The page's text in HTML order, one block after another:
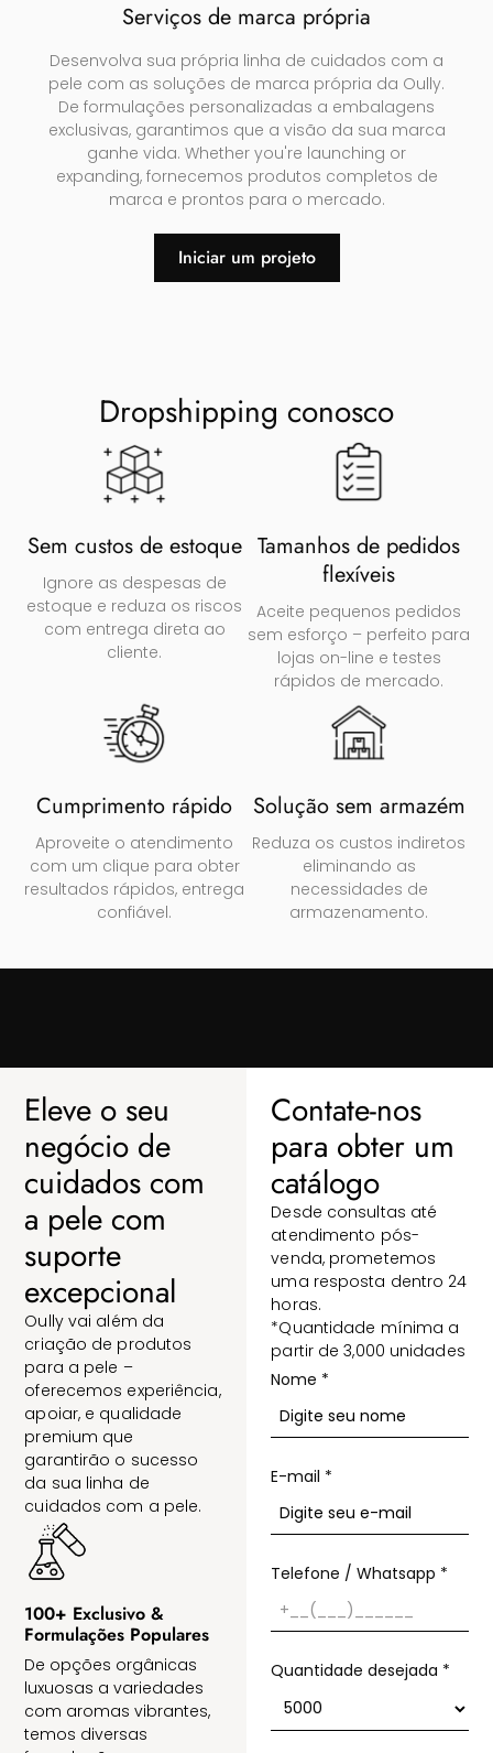
Serviços de marca própria
Desenvolva sua própria linha de cuidados com a
pele com as soluções de marca própria da Oully.
De formulações personalizadas a embalagens
exclusivas, garantimos que a visão da sua marca
ganhe vida. Whether you're launching or
expanding, fornecemos produtos completos de
marca e prontos para o mercado.
Iniciar um projeto
Dropshipping conosco
Sem custos de estoque
Ignore as despesas de
estoque e reduza os riscos
com entrega direta ao
cliente.
Tamanhos de pedidos
flexíveis
Aceite pequenos pedidos
sem esforço – perfeito para
lojas on-line e testes
rápidos de mercado.
Cumprimento rápido
Aproveite o atendimento
com um clique para obter
resultados rápidos, entrega
confiável.
Solução sem armazém
Reduza os custos indiretos
eliminando as
necessidades de
armazenamento.
Eleve o seu
negócio de
cuidados com
a pele com
suporte
excepcional
Oully vai além da
criação de produtos
para a pele –
oferecemos experiência,
apoiar, e qualidade
premium que
garantirão o sucesso
da sua linha de
cuidados com a pele.
100+ Exclusivo &
Formulações Populares
De opções orgânicas
luxuosas a variedades
com aromas vibrantes,
temos diversas
Contate-nos
para obter um
catálogo
Desde consultas até
atendimento pós-
venda, prometemos
uma resposta dentro 24
horas.
*Quantidade mínima a
partir de 3,000 unidades
Nome *
E-mail *
Telefone / Whatsapp *
Quantidade desejada *